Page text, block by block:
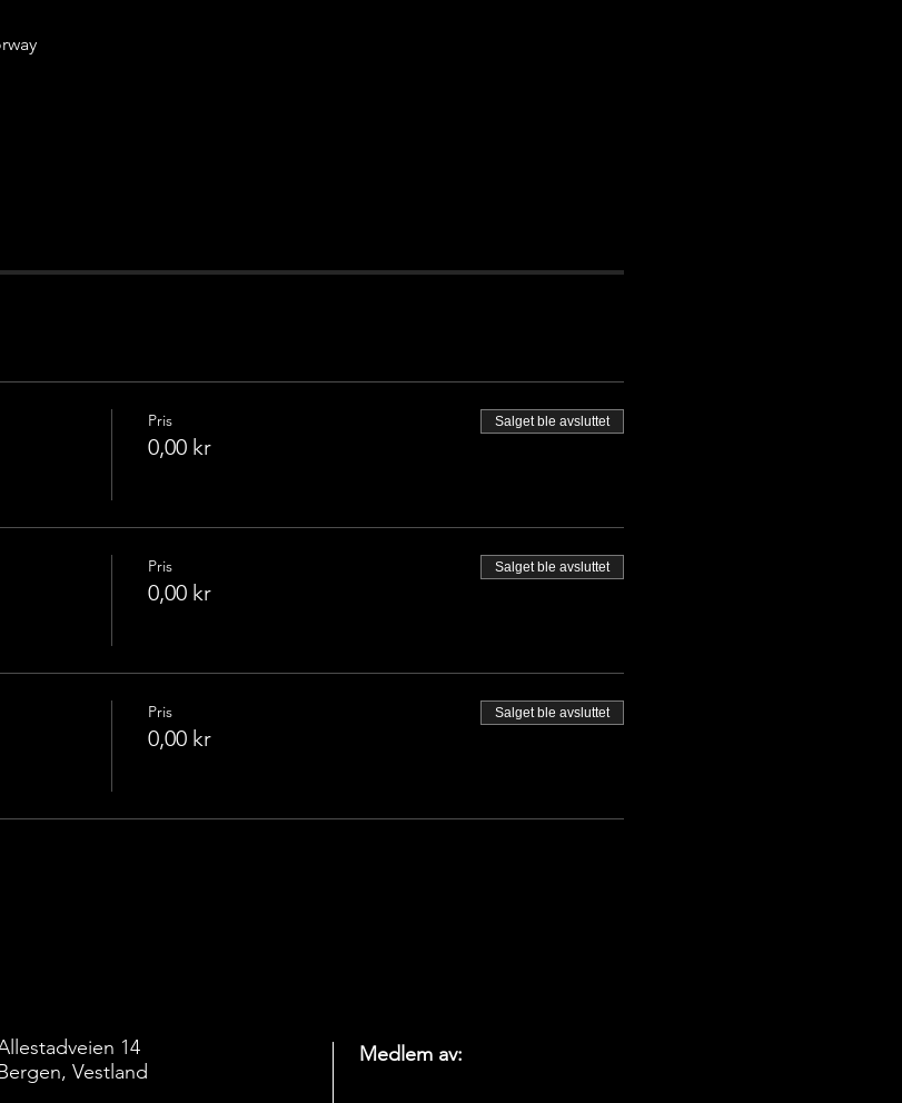
Pris
0,00 kr
Salget ble avsluttet
Pris
0,00 kr
Salget ble avsluttet
Pris
0,00 kr
Salget ble avsluttet
14
Vestland
Medlem av: